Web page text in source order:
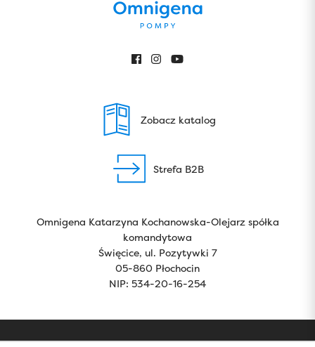
Zobacz katalog
Strefa B2B
Omnigena Katarzyna Kochanowska-Olejarz spółka
komandytowa
Święcice, ul. Pozytywki 7
05-860 Płochocin
NIP: 534-20-16-254